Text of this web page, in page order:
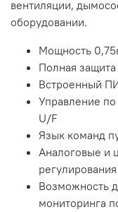
вентиляции,
оборудовании.
Мощность
Полная защита
Встроенный
Управление по
U/F
Язык команд
Аналоговые и
Возможность
мониторинга